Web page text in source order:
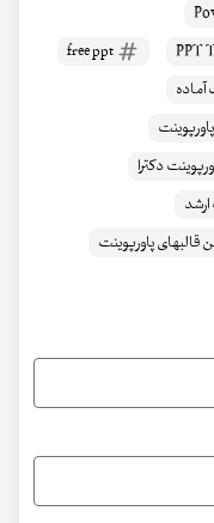
آماده
دکترا
قالبهای پاورپوینت